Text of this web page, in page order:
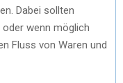
Dabei sollten
wenn möglich
Fluss von Waren und